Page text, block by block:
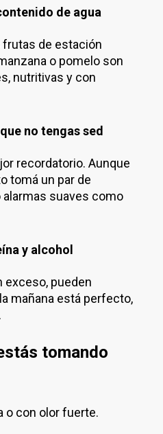
de agua
frutas de estación
o pomelo son
nutritivas y con
no tengas sed
recordatorio. Aunque
tomá un par de
suaves como
y alcohol
exceso, pueden
mañana está perfecto,
tomando
o con olor fuerte.